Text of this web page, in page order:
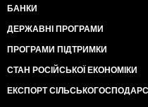
БАНКИ
ДЕРЖАВНІ ПРОГРАМИ
ПРОГРАМИ ПІДТРИМКИ
СТАН РОСІЙСЬКОЇ ЕКОНОМІКИ
ЕКСПОРТ